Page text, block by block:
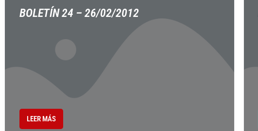
BOLETÍN 24 – 26/02/2012
LEER MÁS